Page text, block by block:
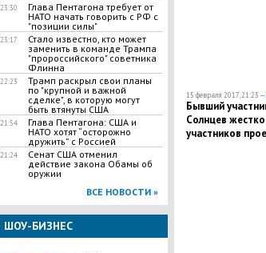
23:30
Глава Пентагона требует от
НАТО начать говорить с РФ с
"позиции силы"
23:17
Стало известно, кто может
заменить в команде Трампа
"пророссийского" советника
Флинна
22:23
Трамп раскрыл свои планы
по "крупной и важной
сделке", в которую могут
быть втянуты США
21:54
Глава Пентагона: США и
НАТО хотят “осторожно
дружить” с Россией
21:24
Сенат США отменил
действие закона Обамы об
оружии
ВСЕ НОВОСТИ »
ШОУ-БИЗНЕС
15 февраля 2017, 21:23 —
Бывший
Солнцев
участников